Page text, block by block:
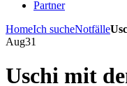
Partner
HomeIch sucheNotfälle
Aug31
Uschi mit